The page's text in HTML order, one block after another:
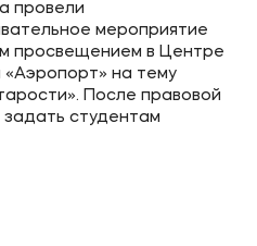
провели
мероприятие
просвещением в Центре
«Аэропорт» на тему
После правовой
задать студентам